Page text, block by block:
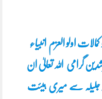
اولو العزم انبیاء
گرامی اللہ تعالیٰ ان
جلیلہ سے میری ہیئت